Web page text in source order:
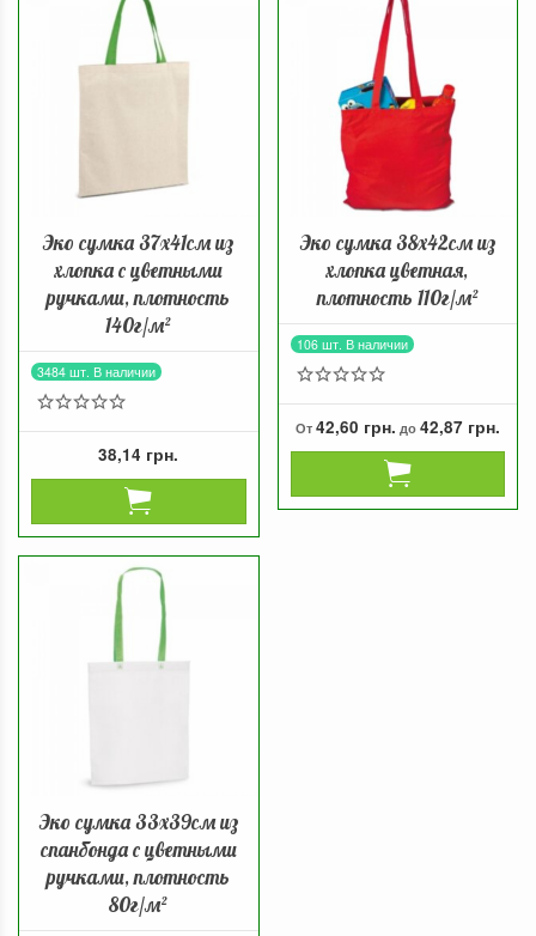
Эко сумка 37х41см из
хлопка с цветными
ручками, плотность
140г/м²
3484 шт. В наличии
38,14 грн.
Эко сумка 38х42см из
хлопка цветная,
плотность 110г/м²
106 шт. В наличии
От 42,60 грн. до 42,87 грн.
Эко сумка 33х39см из
спанбонда с цветными
ручками, плотность
80г/м²